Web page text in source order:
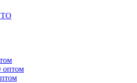
оптом